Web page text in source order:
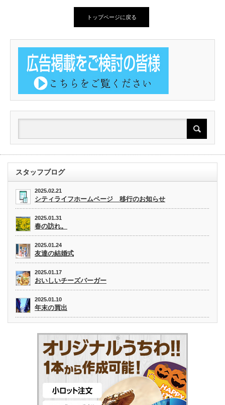
トップページに戻る
スタッフブログ
2025.02.21
シティライフホームページ 移行のお知らせ
2025.01.31
春の訪れ。
2025.01.24
友達の結婚式
2025.01.17
おいしいチーズバーガー
2025.01.10
年末の買出